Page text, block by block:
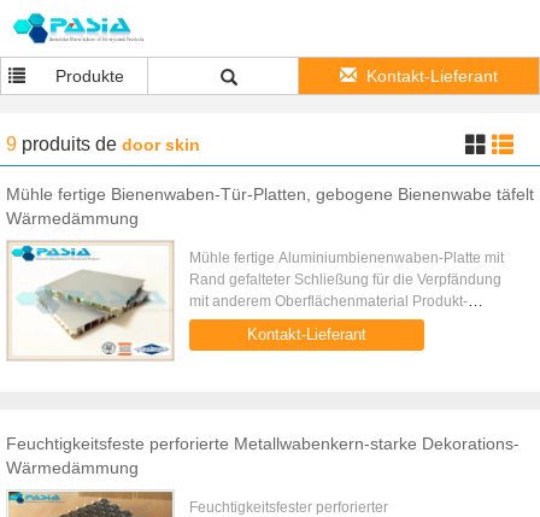
Produkte Kontakt-Lieferant
9 produits de door skin
Mühle fertige Bienenwaben-Tür-Platten, gebogene Bienenwabe täfelt
Wärmedämmung
Mühle fertige Aluminiumbienenwaben-Platte mit
Rand gefalteter Schließung für die Verpfändung
mit anderem Oberflächenmaterial Produkt-
Beschreibung Die Aluminiumbienenwabenplatte
mit Mühle fertiger Aluminiumhaut ...
Kontakt-Lieferant
Feuchtigkeitsfeste perforierte Metallwabenkern-starke Dekorations-
Wärmedämmung
Feuchtigkeitsfester perforierter